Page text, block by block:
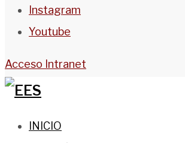
Instagram
Youtube
Acceso Intranet
INICIO